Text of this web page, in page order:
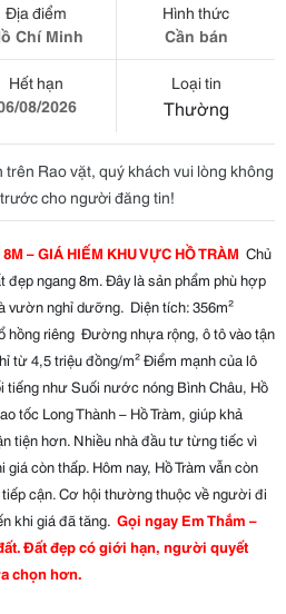
Địa điểm
Chí Minh
Hình thức
Cần bán
Hết hạn
08/2026
Loại tin
Thường
Rao vặt, quý khách vui lòng không
cho người đăng tin!
– GIÁ HIẾM KHU VỰC HỒ TRÀM
  Chủ
đẹp ngang 8m. Đây là sản phẩm phù hợp
vườn nghỉ dưỡng.  Diện tích: 356m²
hồng riêng  Đường nhựa rộng, ô tô vào tận
từ 4,5 triệu đồng/m² Điểm mạnh của lô
tiếng như Suối nước nóng Bình Châu, Hồ
tốc Long Thành – Hồ Tràm, giúp khả
tiện hơn. Nhiều nhà đầu tư từng tiếc vì
còn thấp. Hôm nay, Hồ Tràm vẫn còn
cận. Cơ hội thường thuộc về người đi
khi giá đã tăng. Gọi ngay Em Thắm –
Đất đẹp có giới hạn, người quyết
chọn hơn.